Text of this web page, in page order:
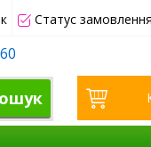
Статус замовлення